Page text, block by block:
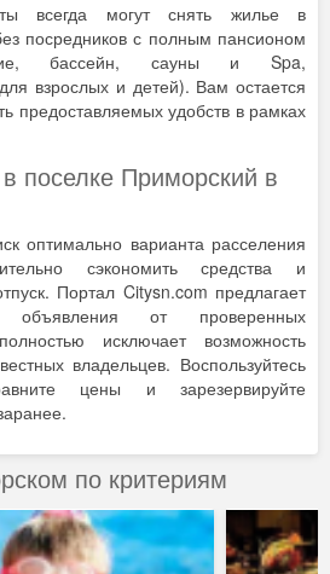
всегда могут снять жилье в
посредников с полным пансионом
бассейн, сауны и Spa,
взрослых и детей). Вам остается
предоставляемых удобств в рамках
поселке Приморский в
оптимально варианта расселения
сэкономить средства и
Портал Citysn.com предлагает
объявления от проверенных
исключает возможность
владельцев. Воспользуйтесь
цены и зарезервируйте
по критериям